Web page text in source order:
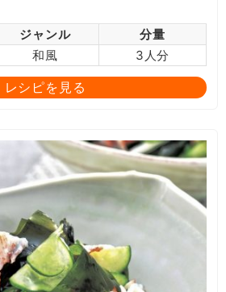
ジャンル
分量
和風 3人分
レシピを見る